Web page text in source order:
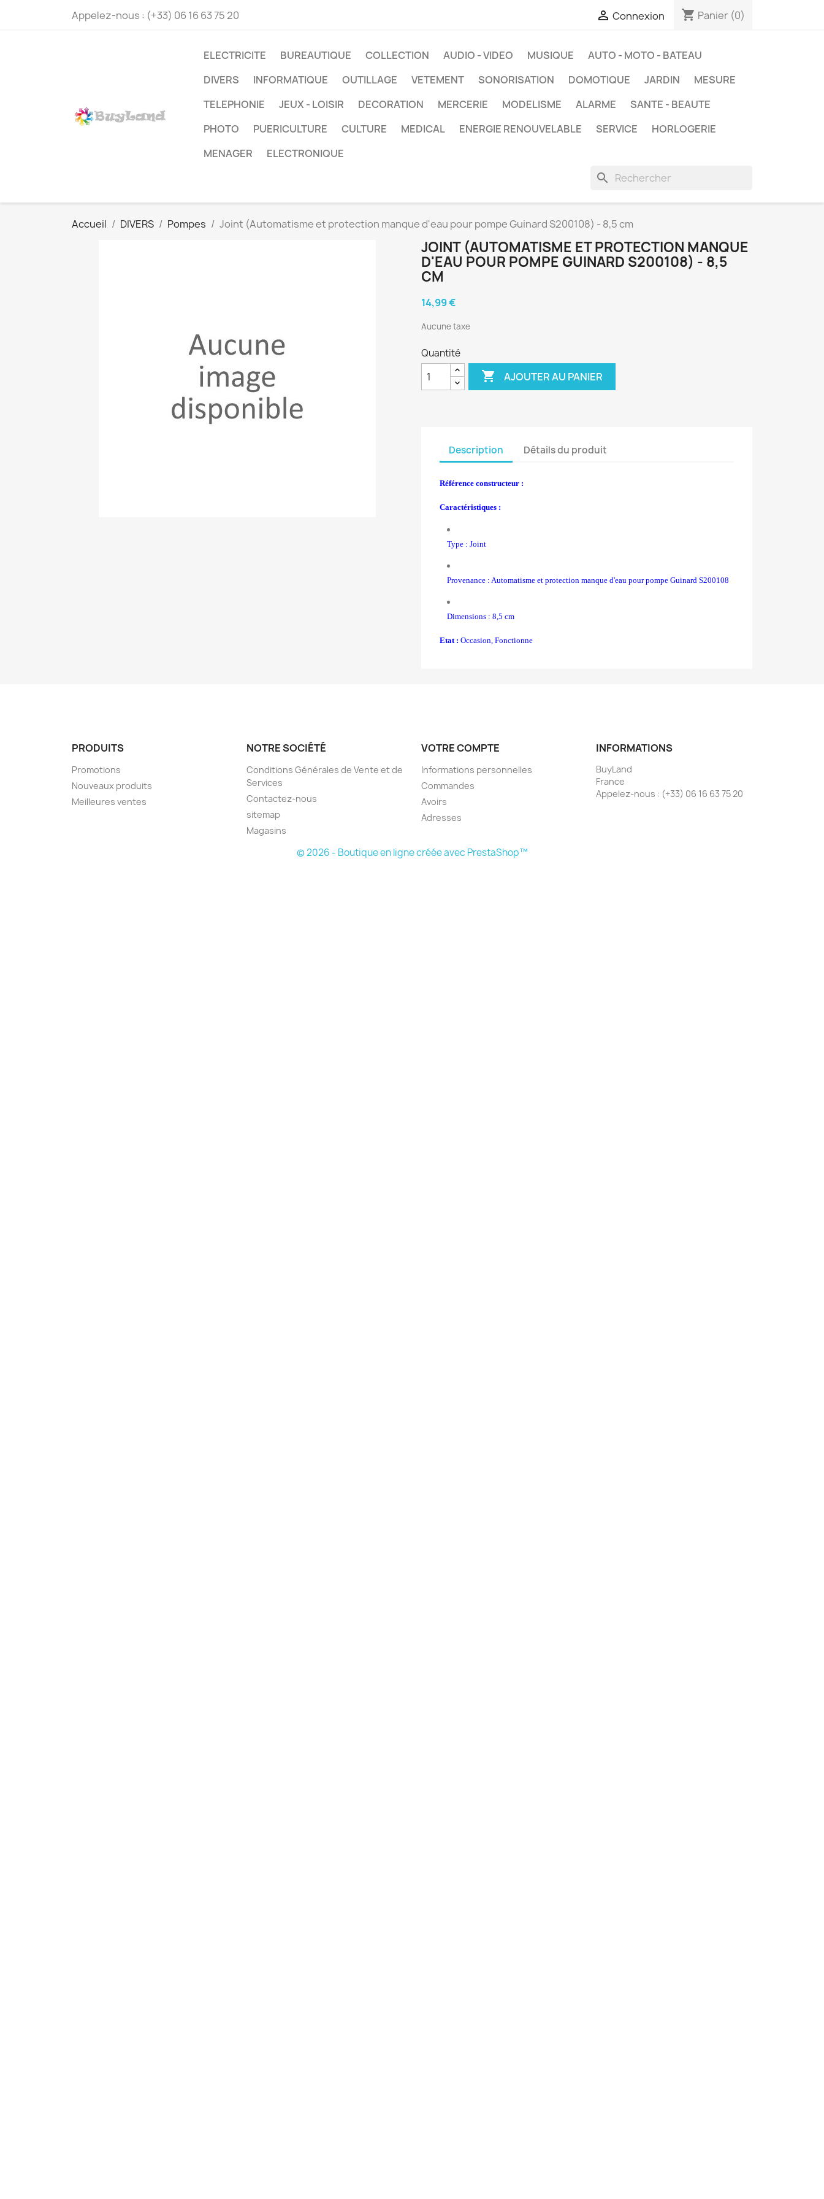
Appelez-nous : (+33) 06 16 63 75 20  Connexion shopping_cart Panier (0)
ELECTRICITE BUREAUTIQUE COLLECTION AUDIO - VIDEO MUSIQUE
AUTO - MOTO - BATEAU
DIVERS
INFORMATIQUE OUTILLAGE VETEMENT SONORISATION DOMOTIQUE JARDIN
MESURE
TELEPHONIE
JEUX - LOISIR DECORATION MERCERIE MODELISME ALARME
SANTE - BEAUTE
PHOTO
PUERICULTURE CULTURE MEDICAL ENERGIE RENOUVELABLE SERVICE
HORLOGERIE
MENAGER
ELECTRONIQUE
search
Accueil DIVERS Pompes Joint (Automatisme et protection manque d'eau pour pompe Guinard S200108) - 8,5 cm
JOINT (AUTOMATISME ET PROTECTION MANQUE
D'EAU POUR POMPE GUINARD S200108) - 8,5
CM
14,99 €
Aucune taxe
Quantité
 AJOUTER AU PANIER
Description Détails du produit
Référence constructeur :
Caractéristiques :
Type : Joint
Provenance : Automatisme et protection manque d'eau pour pompe Guinard S200108
Dimensions : 8,5 cm
Etat : Occasion, Fonctionne
PRODUITS
Promotions
Nouveaux produits
Meilleures ventes
NOTRE SOCIÉTÉ
Conditions Générales de Vente et de
Services
Contactez-nous
sitemap
Magasins
VOTRE COMPTE
Informations personnelles
Commandes
Avoirs
Adresses
INFORMATIONS
BuyLand
France
Appelez-nous : (+33) 06 16 63 75 20
© 2026 - Boutique en ligne créée avec PrestaShop™